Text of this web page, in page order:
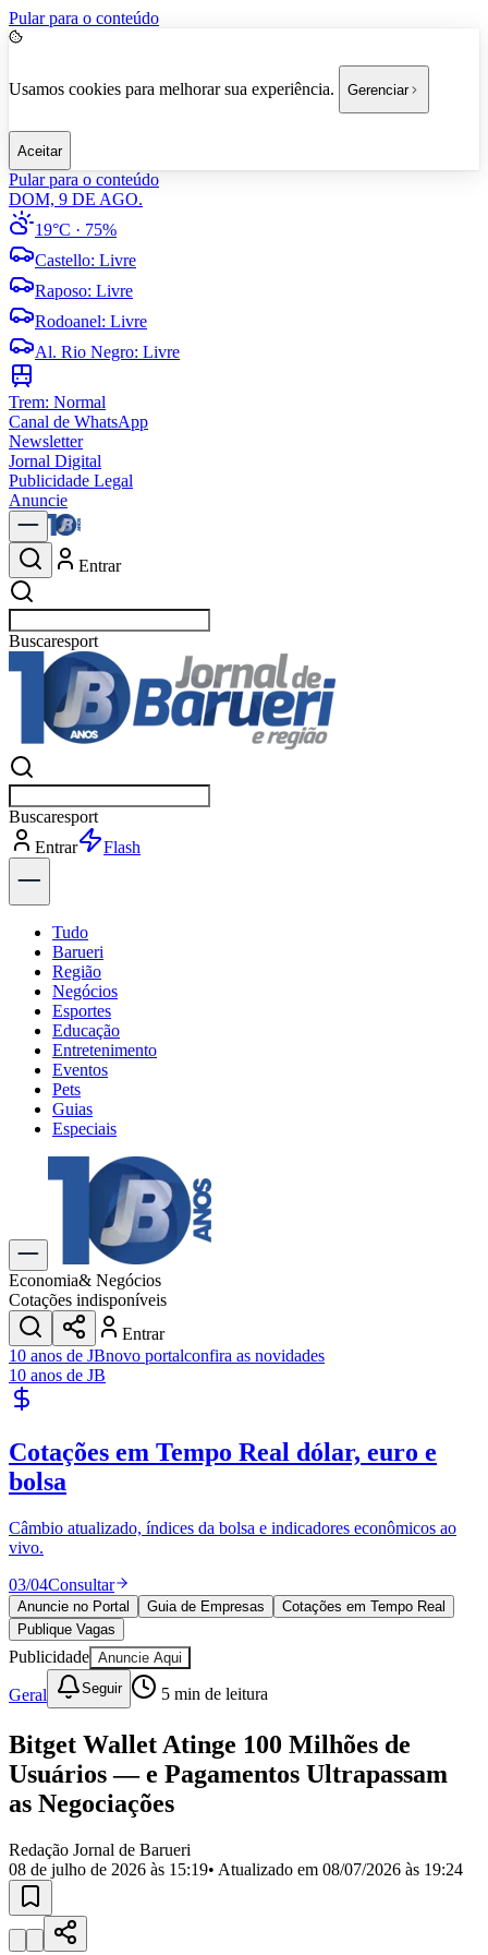
Pular para o conteúdo
Usamos cookies para melhorar sua experiência. Gerenciar
Aceitar
Pular para o conteúdo
DOM, 9 DE AGO.
19°C · 75%
Castello: Livre
Raposo: Livre
Rodoanel: Livre
Al. Rio Negro: Livre
Trem: Normal
Canal de WhatsApp
Newsletter
Jornal Digital
Publicidade Legal
Anuncie
Entrar
Buscarpolítica
Buscarpolítica
Entrar
Explorar
Tudo
Barueri
Região
Negócios
Esportes
Educação
Entretenimento
Eventos
Pets
Guias
Especiais
Explore Tudo
Últimas Notícias
Previsão do Tempo
Trânsito e Rotas
Dia a Dia & Lazer
Transportes
Gastronomia
Cinema & Shows
JogosNovo
Para Sua Empresa
Cadastrar Empresa
Divulgar VagasNovo
Publicidade Legal
Política
Saúde
Segurança
Cultura
Meio Ambiente
Obras
Educação
Selecione sua regiãoPara notícias da sua região
Aldeia da Serra
JubranBelvalBethavilleBoa
VistaCalifórnia CarapicuíbaCentroChácaras MarcoCidades da
Região
Militar
CalifórniaJardim dos Altos
Esperança
Economia& Negócios
Cotações indisponíveis
Entrar
10 anos de JBnovo portalconfira as novidades
10 anos de JB
Cotações em Tempo Real dólar, euro e
bolsa
Câmbio atualizado, índices da bolsa e indicadores econômicos ao
vivo.
03/04Consultar
Anuncie no Portal Guia de Empresas
Cotações em Tempo Real
Publique Vagas
Publicidade Anuncie Aqui
Geral Seguir 5 min de leitura
Bitget Wallet Atinge 100 Milhões de
Usuários — e Pagamentos Ultrapassam
as Negociações
Redação Jornal de Barueri
08 de julho de 2026 às 15:19• Atualizado em 08/07/2026 às 19:24